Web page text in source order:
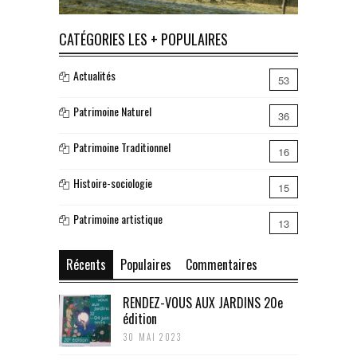
CATÉGORIES LES + POPULAIRES
Actualités 53
Patrimoine Naturel 36
Patrimoine Traditionnel 16
Histoire-sociologie 15
Patrimoine artistique 13
Récents Populaires
Commentaires
RENDEZ-VOUS AUX JARDINS 20e
édition
30 MAI 2023